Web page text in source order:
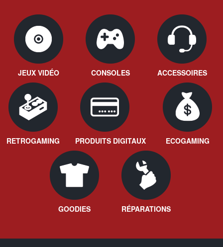
JEUX VIDÉO CONSOLES ACCESSOIRES
RETROGAMING PRODUITS DIGITAUX ECOGAMING
GOODIES RÉPARATIONS